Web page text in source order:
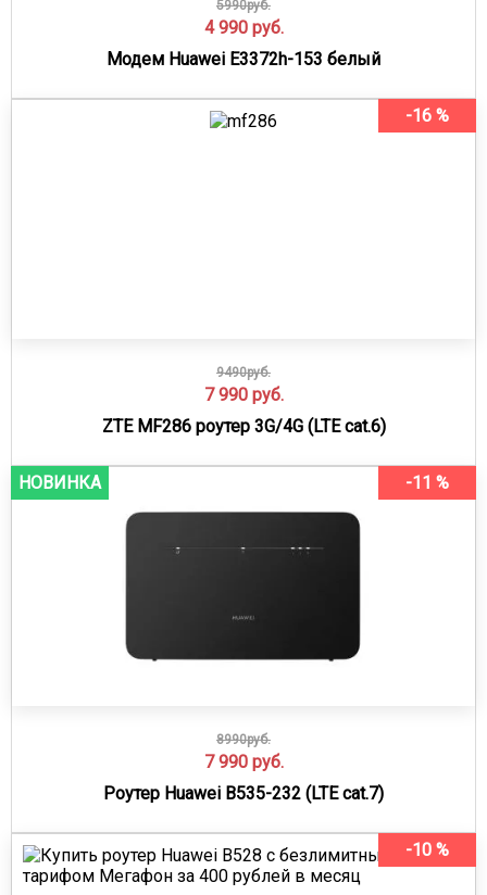
5990руб.
4 990 руб.
Модем Huawei E3372h-153 белый
-16 %
9490руб.
7 990 руб.
ZTE MF286 роутер 3G/4G (LTE cat.6)
-11 %
НОВИНКА
8990руб.
7 990 руб.
Роутер Huawei B535-232 (LTE cat.7)
-10 %